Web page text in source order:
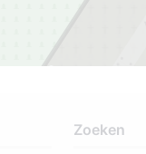
3
Zoeken